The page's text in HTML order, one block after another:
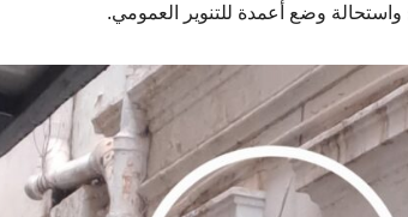
وضع أعمدة للتنوير العمومي.